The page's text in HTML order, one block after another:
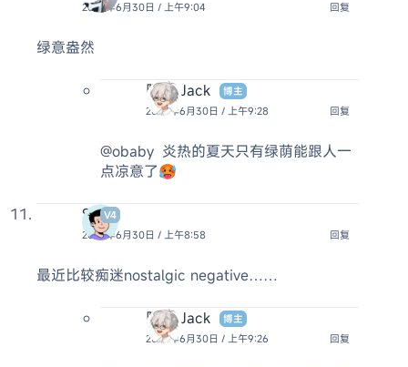
2025年6月30日 / 上午9:04
回复
绿意盎然
阿杰 Jack
博主
2025年6月30日 / 上午9:28
回复
@obaby 炎热的夏天只有绿荫能跟人一
点凉意了🥵
S
V4
2025年6月30日 / 上午8:58
回复
最近比较痴迷nostalgic negative……
阿杰 Jack
博主
2025年6月30日 / 上午9:26
回复